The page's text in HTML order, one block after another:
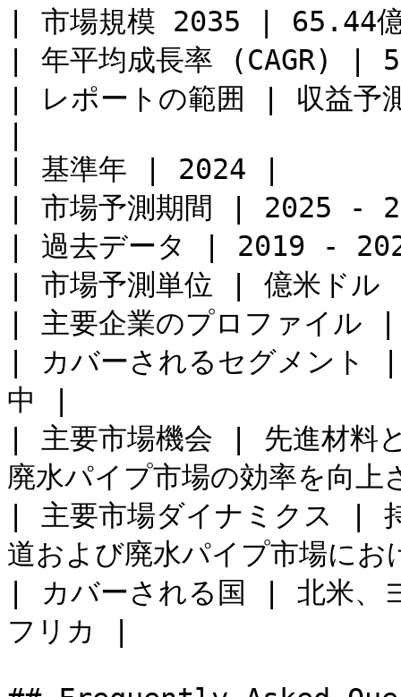
| 市場規模 2035 | 65.44
| 年平均成長率 (CAGR)
| レポートの範囲 | 収益予
| 基準年 | 2024 |
| 市場予測期間 | 2025 -
| 過去データ | 2019 -
| 市場予測単位 | 億米ド
| 主要企業のプロファイル
| カバーされるセグメント
中 |
| 主要市場機会 | 先進材料
廃水パイプ市場の効率を向
| 主要市場ダイナミクス |
道および廃水パイプ市場に
| カバーされる国 | 北米、
フリカ |